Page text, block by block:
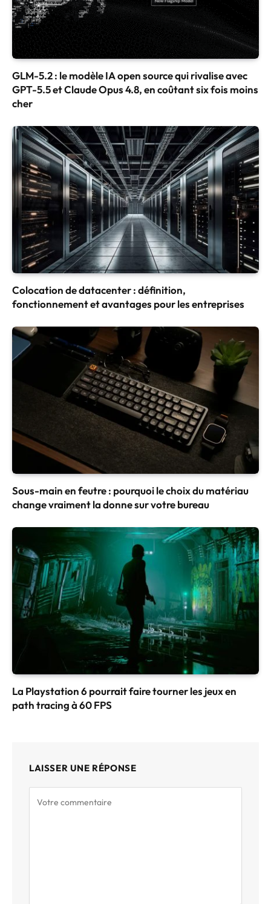
GLM-5.2 : le modèle IA open source qui rivalise avec
GPT-5.5 et Claude Opus 4.8, en coûtant six fois moins
cher
Colocation de datacenter : définition,
fonctionnement et avantages pour les entreprises
Sous-main en feutre : pourquoi le choix du matériau
change vraiment la donne sur votre bureau
La Playstation 6 pourrait faire tourner les jeux en
path tracing à 60 FPS
LAISSER UNE RÉPONSE